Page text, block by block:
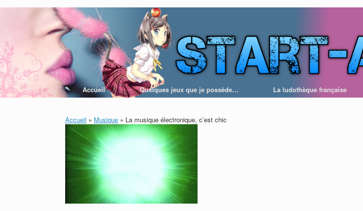
Accueil Quelques jeux que je possède… La ludothèque française
Accueil » Musique » La musique électronique, c’est chic